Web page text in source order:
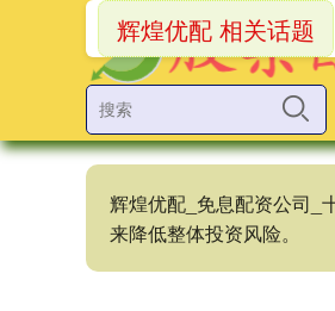
辉煌优配_免息配资公司_
来降低整体投资风险。
辉煌优配 相关话题